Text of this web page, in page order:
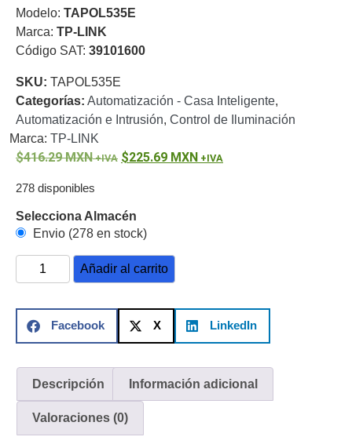
RefaccionesProbadores
de
VideoTransceptores
Cables y
Conectores
Adaptador
a
RCAAudio
VideoCable
Coaxial y
Conectores
Cables
CoaxialCategoría
5eFibra
Alimentación
y
Tipo
/ DVI /
HDMI
Modelo: TAPOL535E
Marca: TP-LINK
Código SAT: 39101600
SKU: TAPOL535E
Categorías: Automatización - Casa Inteligente,
Automatización e Intrusión, Control de Iluminación
Marca: TP-LINK
416.29MXN 225.69 MXN
278 disponibles
Selecciona Almacén
Envio (278 en stock)
Añadir al carrito
Facebook X LinkedIn
Descripción Información adicional
Valoraciones (0)